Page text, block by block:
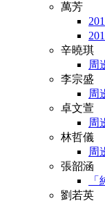
萬芳
辛曉琪
周
李宗盛
周
卓文萱
周
林哲儀
周
張韶涵
劉若英